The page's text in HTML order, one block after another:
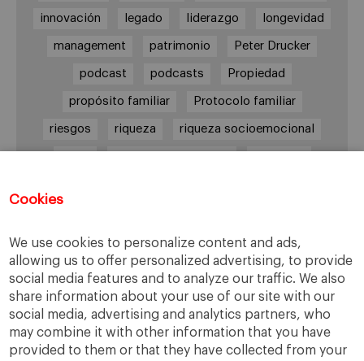
Cookies
We use cookies to personalize content and ads,
allowing us to offer personalized advertising, to provide
social media features and to analyze our traffic. We also
share information about your use of our site with our
social media, advertising and analytics partners, who
may combine it with other information that you have
provided to them or that they have collected from your
innovación legado liderazgo longevidad
management patrimonio Peter Drucker
podcast podcasts Propiedad
propósito familiar Protocolo familiar
riesgos riqueza riqueza socioemocional
Enlaces
Cátedra de Empresa Familiar